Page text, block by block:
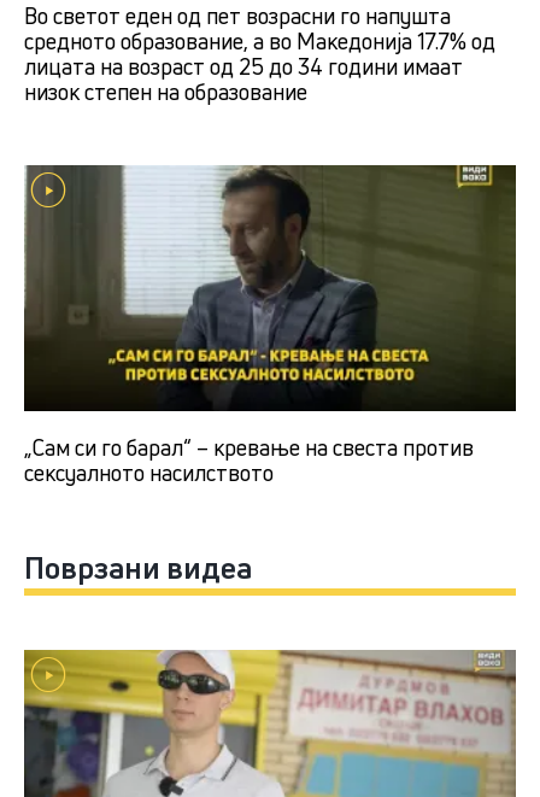
Во светот еден од пет возрасни го напушта
средното образование, а во Македонија 17.7% од
лицата на возраст од 25 до 34 години имаат
низок степен на образование
„Сам си го барал“ – кревање на свеста против
сексуалното насилството
Поврзани видеа